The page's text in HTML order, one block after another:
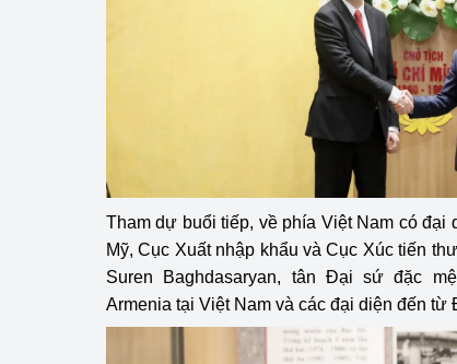
Văn hóa ngành
Tái cơ cấu
Quản lý thị
Sử dụng năng
hiệu quả
Khoa học,
tạo
Thông báo
Bảo vệ môi
Tham dự buổi tiếp, về phía Việt Nam có đại
Mỹ, Cục Xuất nhập khẩu và Cục Xúc tiến
Suren Baghdasaryan, tân Đại sứ đặc
Armenia tại Việt Nam và các đại diện đến